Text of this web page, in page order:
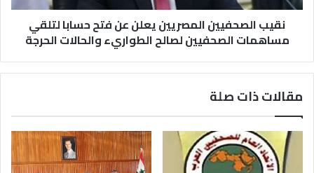
نقيب الصحفيين المصريين يعلن عن فتح حسابا لتلقي
مساهمات الصحفيين لصالح الطواريء والحالات الحرجة
مقالات ذات صلة